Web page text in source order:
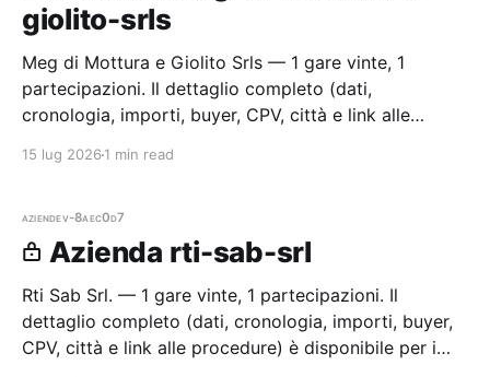
giolito-srls
Meg di Mottura e Giolito Srls — 1 gare vinte, 1
partecipazioni. Il dettaglio completo (dati,
cronologia, importi, buyer, CPV, città e link alle
15 lug 2026 1 min read
aziendev-8aec0d7
Azienda rti-sab-srl
Rti Sab Srl. — 1 gare vinte, 1 partecipazioni. Il
dettaglio completo (dati, cronologia, importi, buyer,
CPV, città e link alle procedure) è disponibile per i